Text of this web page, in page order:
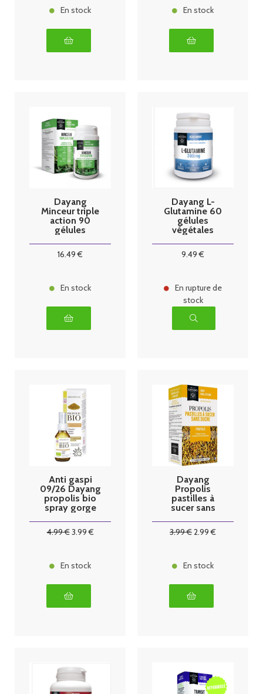
En stock En stock
Dayang
Minceur triple
action 90
gélules
16.49 €
En stock
Dayang L-
Glutamine 60
gélules
végétales
9.49 €
En rupture de
stock
Anti gaspi
09/26 Dayang
propolis bio
spray gorge
4.99€3.99€
En stock
Dayang
Propolis
pastilles à
sucer sans
3.99€2.99 €
En stock